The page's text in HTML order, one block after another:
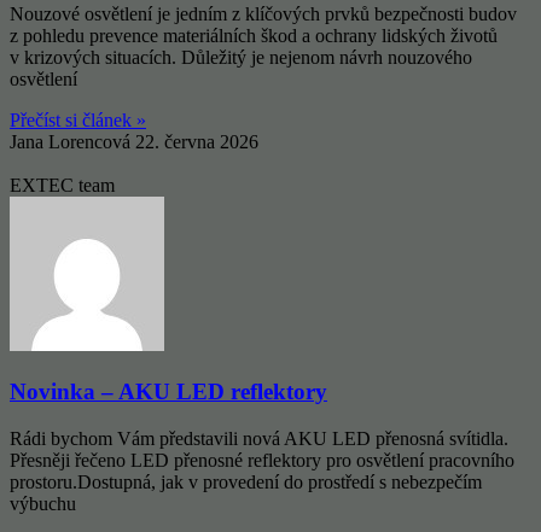
Nouzové osvětlení je jedním z klíčových prvků bezpečnosti budov
z pohledu prevence materiálních škod a ochrany lidských životů
v krizových situacích. Důležitý je nejenom návrh nouzového
osvětlení
Přečíst si článek »
Jana Lorencová 22. června 2026
EXTEC team
Novinka – AKU LED reflektory
Rádi bychom Vám představili nová AKU LED přenosná svítidla.
Přesněji řečeno LED přenosné reflektory pro osvětlení pracovního
prostoru.Dostupná, jak v provedení do prostředí s nebezpečím
výbuchu